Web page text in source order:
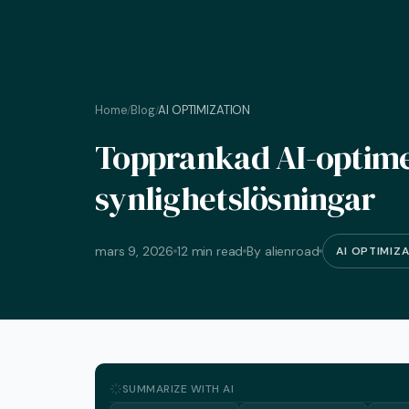
Home/Blog/AI OPTIMIZATION
Topprankad AI-
synlighetslösningar
mars 9, 2026 12 min read By alienroad AI
SUMMARIZE WITH AI